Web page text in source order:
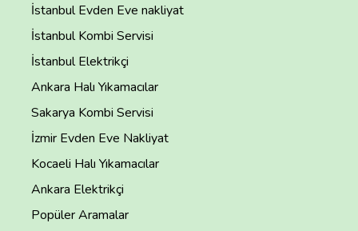
İstanbul Evden Eve nakliyat
İstanbul Kombi Servisi
İstanbul Elektrikçi
Ankara Halı Yıkamacılar
Sakarya Kombi Servisi
İzmir Evden Eve Nakliyat
Kocaeli Halı Yıkamacılar
Ankara Elektrikçi
Popüler Aramalar